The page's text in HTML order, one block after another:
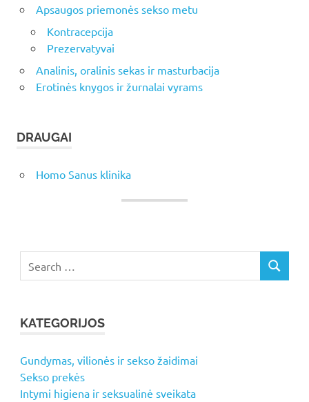
Apsaugos priemonės sekso metu
Kontracepcija
Prezervatyvai
Analinis, oralinis sekas ir masturbacija
Erotinės knygos ir žurnalai vyrams
DRAUGAI
Homo Sanus klinika
for:
SEARCH
KATEGORIJOS
Gundymas, vilionės ir sekso žaidimai
Sekso prekės
Intymi higiena ir seksualinė sveikata